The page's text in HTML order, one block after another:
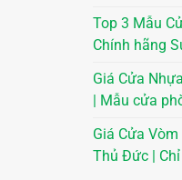
Top 3 Mẫu
Chính hãng
Giá Cửa
| Mẫu cửa
Giá Cửa
Thủ Đức |